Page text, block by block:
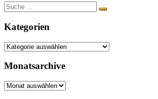
Suche
nach:
Kategorien
Kategorien
Monatsarchive
Monatsarchive